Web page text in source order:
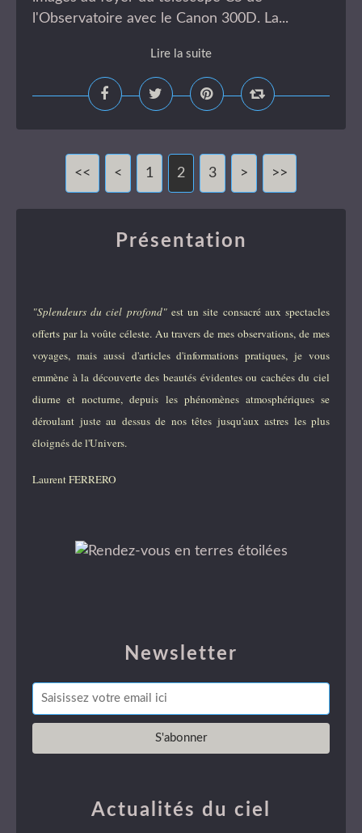
l'Observatoire avec le Canon 300D. La...
Lire la suite
<< < 1 2 3 > >>
Newsletter
Présentation
"Splendeurs du ciel profond"est un site consacré aux spectacles
offerts par la voûte céleste. Au travers de mes observations, de mes
voyages, mais aussi d'articles d'informations pratiques, je vous
emmène à la découverte des beautés évidentes ou cachées du ciel
diurne et nocturne, depuis les phénomènes atmosphériques se
déroulant juste au dessus de nos têtes jusqu'aux astres les plus
éloignés de l'Univers.
Laurent FERRERO
Actualités du ciel